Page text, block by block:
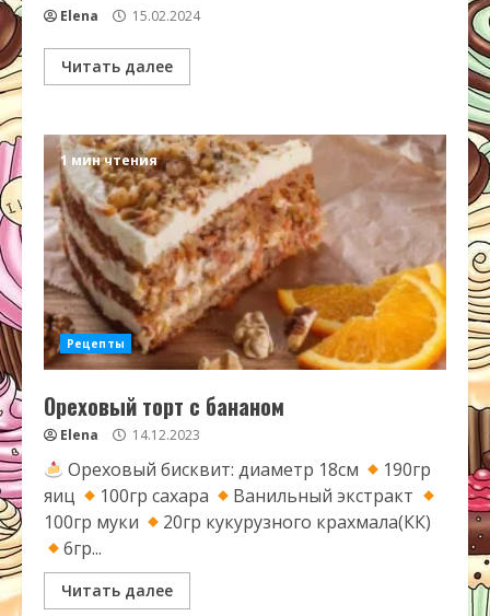
Elena 15.02.2024
Читать далее
1 мин чтения
Рецепты
Ореховый торт с бананом
Elena 14.12.2023
Ореховый бисквит: диаметр 18см
190гр
яиц
100гр сахара
Ванильный экстракт
100гр муки
20гр кукурузного крахмала(КК)
6гр...
Читать далее